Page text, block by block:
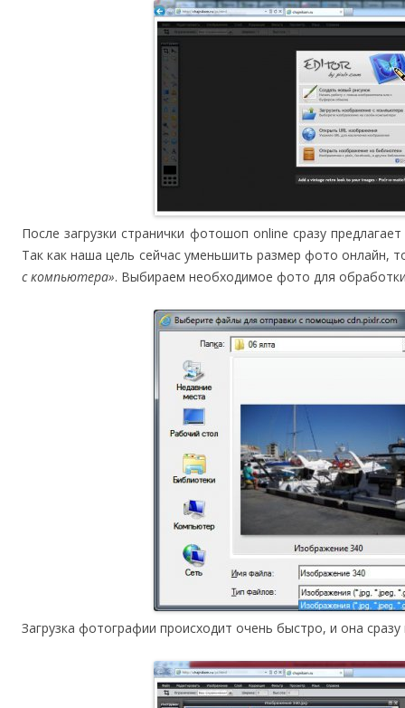
После загрузки странички фотошоп online сразу
Так как наша цель сейчас уменьшить размер фото онлайн,
с компьютера». Выбираем необходимое фото для
Загрузка фотографии происходит очень быстро, и она